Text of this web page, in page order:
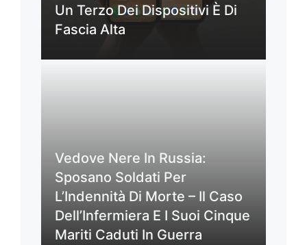
Un Terzo Dei Dispositivi È Di
Fascia Alta
Vedove Nere In Russia:
Sposano Soldati Per
L’Indennità Di Morte – Il Caso
Dell’Infermiera E I Suoi Cinque
Mariti Caduti In Guerra